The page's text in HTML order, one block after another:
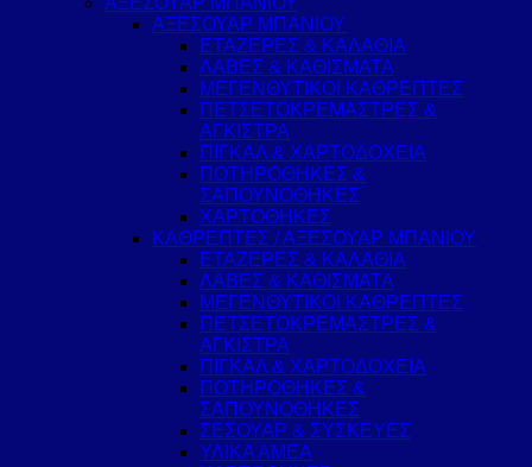
ΑΞΕΣΟΥΑΡ ΜΠΑΝΙΟΥ
ΕΤΑΖΕΡΕΣ & ΚΑΛΑΘΙΑ
ΛΑΒΕΣ & ΚΑΘΙΣΜΑΤΑ
ΜΕΓΕΝΘΥΤΙΚΟΙ ΚΑΘΡΕΠΤΕΣ
ΠΕΤΣΕΤΟΚΡΕΜΑΣΤΡΕΣ &
ΑΓΚΙΣΤΡΑ
ΠΙΓΚΑΛ & ΧΑΡΤΟΔΟΧΕΙΑ
ΠΟΤΗΡΟΘΗΚΕΣ &
ΣΑΠΟΥΝΟΘΗΚΕΣ
ΧΑΡΤΟΘΗΚΕΣ
ΚΑΘΡΕΠΤΕΣ / ΑΞΕΣΟΥΑΡ ΜΠΑΝΙΟΥ
ΕΤΑΖΕΡΕΣ & ΚΑΛΑΘΙΑ
ΛΑΒΕΣ & ΚΑΘΙΣΜΑΤΑ
ΜΕΓΕΝΘΥΤΙΚΟΙ ΚΑΘΡΕΠΤΕΣ
ΠΕΤΣΕΤΟΚΡΕΜΑΣΤΡΕΣ &
ΑΓΚΙΣΤΡΑ
ΠΙΓΚΑΛ & ΧΑΡΤΟΔΟΧΕΙΑ
ΠΟΤΗΡΟΘΗΚΕΣ &
ΣΑΠΟΥΝΟΘΗΚΕΣ
ΣΕΣΟΥΑΡ & ΣΥΣΚΕΥΕΣ
ΥΛΙΚΑ ΑΜΕΑ